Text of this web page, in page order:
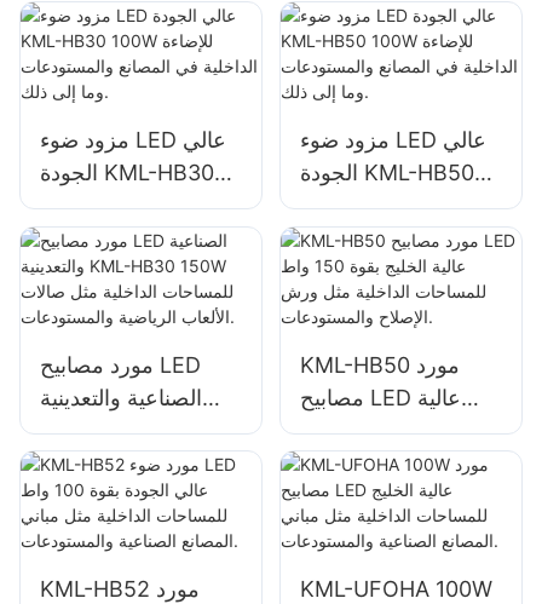
واللافتات الكبيرة
في المصانع
والمستودعات وما إلى
ذلك.
مزود ضوء LED عالي
الجودة KML-HB30
100W للإضاءة الداخلية
في المصانع
والمستودعات وما إلى
ذلك.
مزود ضوء LED عالي
الجودة KML-HB50
100W للإضاءة الداخلية
في المصانع
والمستودعات وما إلى
ذلك.
مورد مصابيح LED
الصناعية والتعدينية
KML-HB30 150W
للمساحات الداخلية
مثل صالات الألعاب
الرياضية
KML-HB50 مورد
مصابيح LED عالية
الخليج بقوة 150 واط
للمساحات الداخلية
مثل ورش الإصلاح
والمستودعات.
KML-HB52 مورد
KML-UFOHA 100W